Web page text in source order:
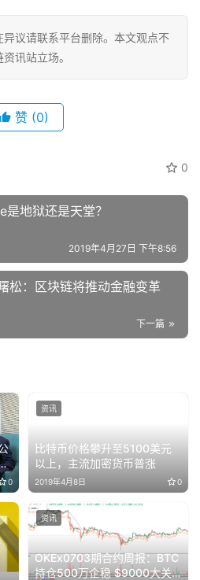
异议请联系平台删除。本文观点不
讯站立场。
赞 (0)
0
地狱还是天堂？
2019年4月27日 下午8:56
松：区块链将推动金融变革
下一篇
0
比特币价格攀升至5100美元
以上，主流加密货币普涨
2019年4月8日 0
资讯
OKEx0703期合约周报：BTC
持仓500万企稳 $9000大关
资讯